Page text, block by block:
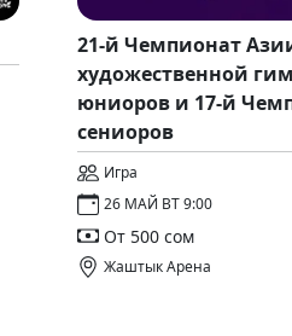
21-й Чемпионат
художественной
юниоров и 17-й
сениоров
Игра
26 МАЙ ВТ 9:00
От 500 сом
Жаштык Арена